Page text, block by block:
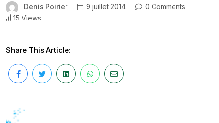
Denis Poirier 9 juillet 2014
0 Comments
15 Views
Share This Article: